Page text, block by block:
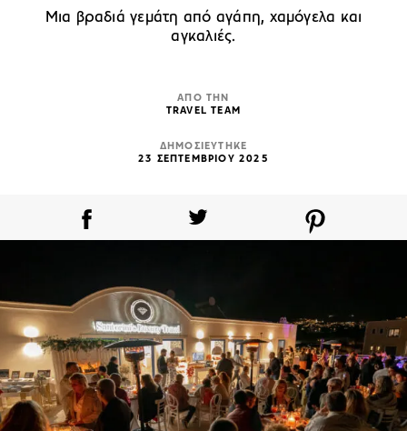
Μια βραδιά γεμάτη από αγάπη, χαμόγελα και
αγκαλιές.
ΑΠΟ ΤΗΝ
TRAVEL TEAM
ΔΗΜΟΣΙΕΥΤΗΚΕ
23 ΣΕΠΤΕΜΒΡΙΟΥ 2025